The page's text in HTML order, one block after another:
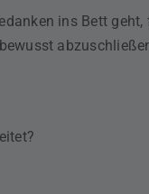
ins Bett